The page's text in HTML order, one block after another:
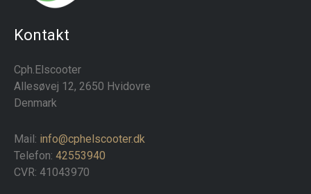
Kontakt
Cph.Elscooter
Allesøvej 12, 2650 Hvidovre
Denmark
Mail: info@cphelscooter.dk
Telefon: 42553940
CVR: 41043970